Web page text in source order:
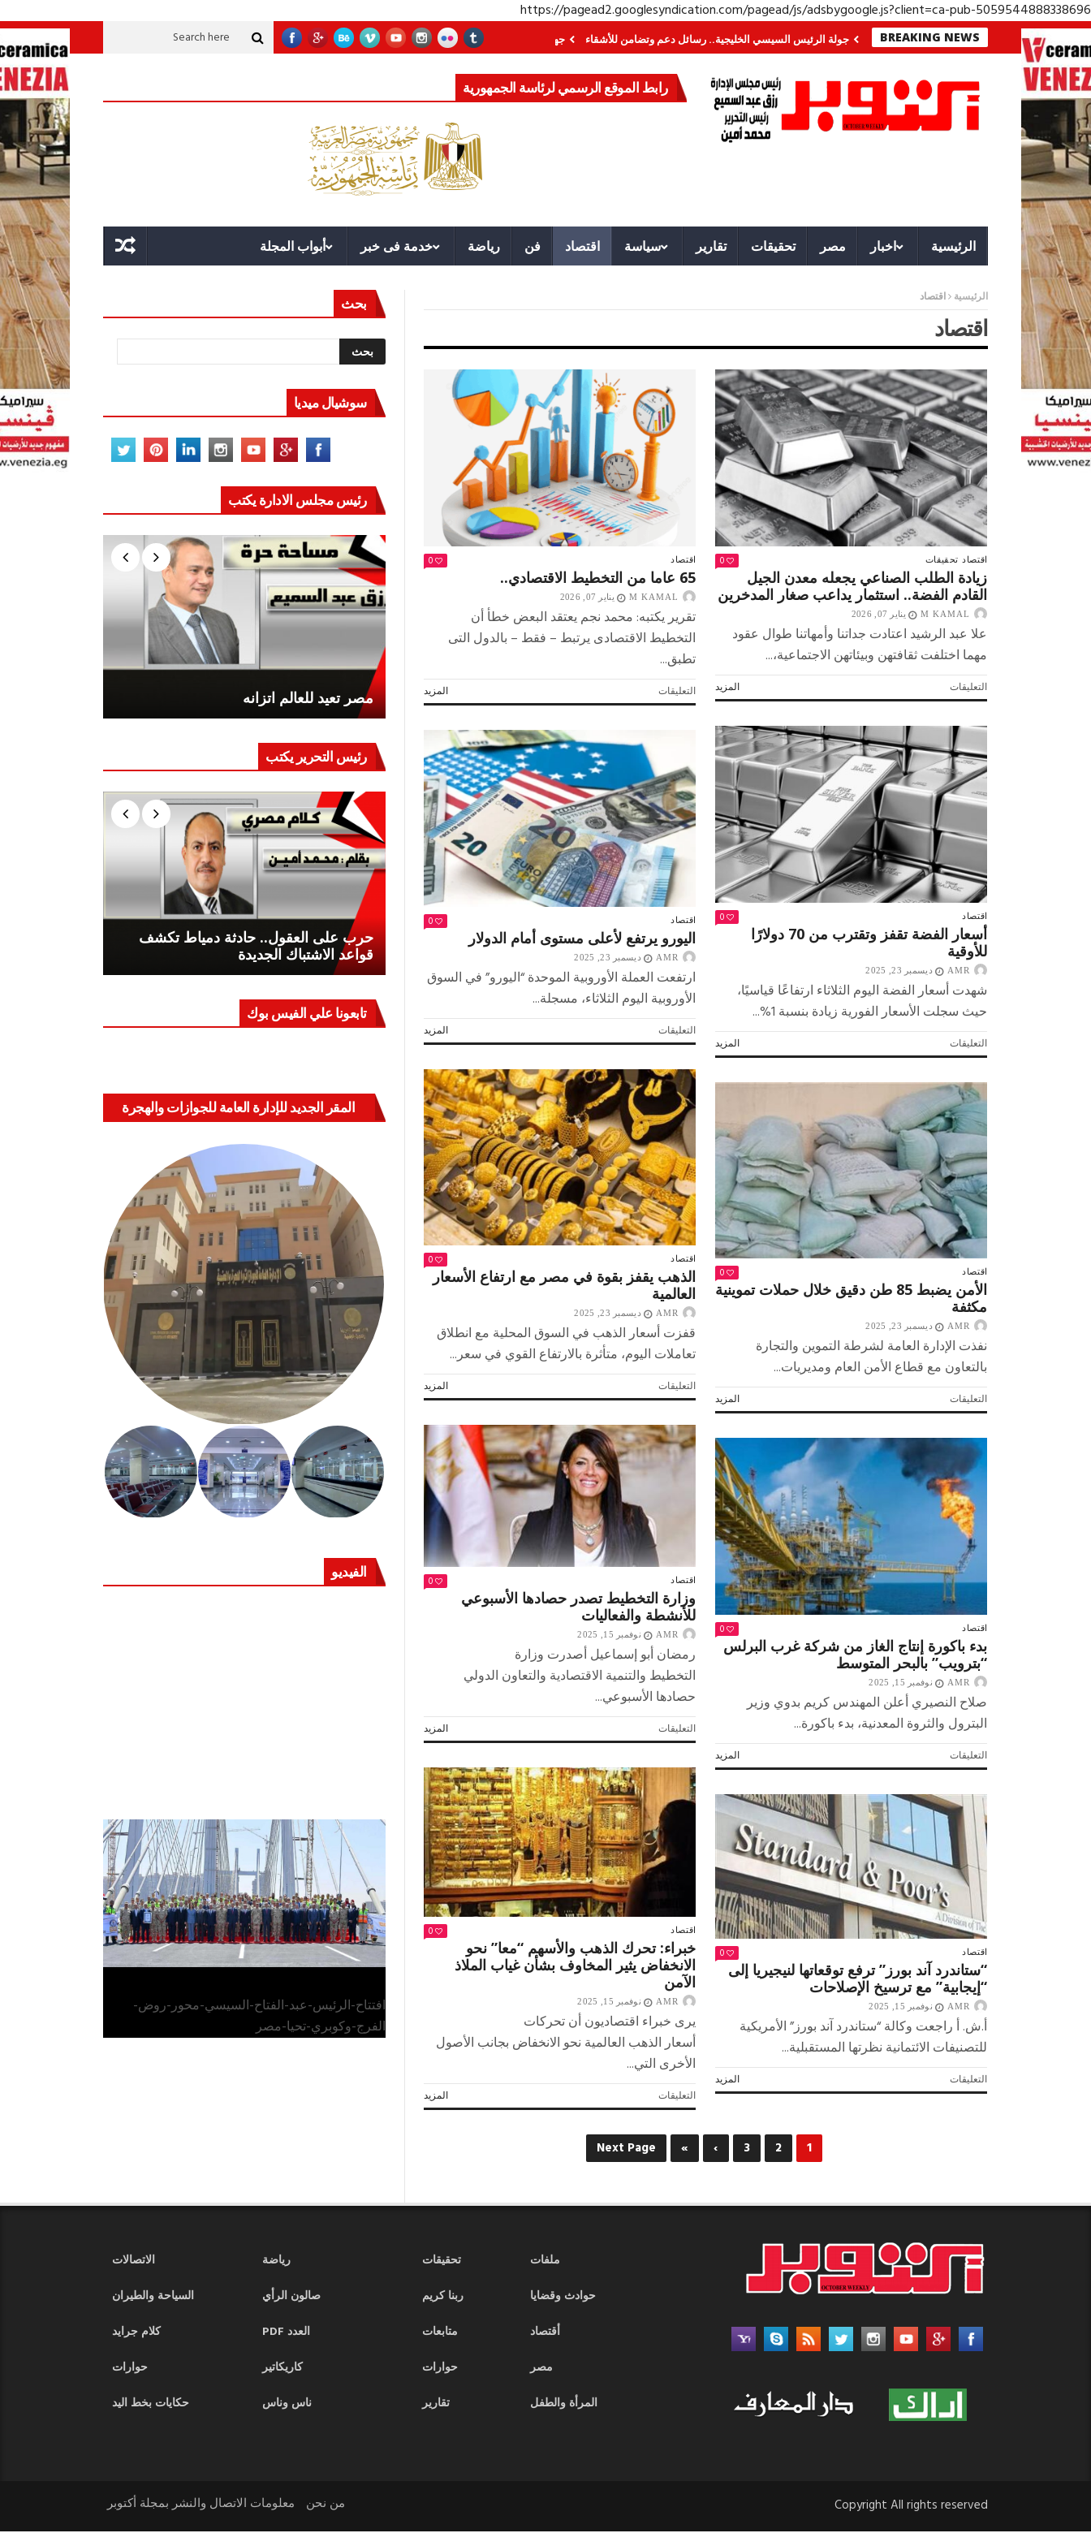
https://pagead2.googlesyndication.com/pagead/js/adsbygoogle.js?client=ca-pub-5059544888338696
BREAKING NEWS
معركة لا تُرى.. وحراس لا ينامون جولة الرئيس السيسي الخليجية.. رسائل دعم وتضامن للأشقاء جهاز مستقبل مصر نموذجا.. لماذا تُنشئ الدول كيانات تنموية عملاقة؟ قوة الدولة.. عندما يصبح التخطيط خط الدفاع الأول القيادة
رابط الموقع الرسمي لرئاسة الجمهورية
الرئيسية اخبار مصر تحقيقات تقارير سياسة اقتصاد فن رياضة خدمة فى خبر أبواب المجلة
الرئيسية اقتصاد
اقتصاد
اقتصاد 0
65 عاما من التخطيط الاقتصادي..
M KAMAL يناير 07, 2026
تقرير يكتبه: محمد نجم يعتقد البعض خطأ أن
التخطيط الاقتصادى يرتبط – فقط – بالدول التى
تطبق...
المزيد التعليقاتعلى
65
التخطيط
الاقتصادي..
مغلقة
اقتصاد تحقيقات 0
زيادة الطلب الصناعي يجعله معدن الجيل
القادم الفضة.. استثمار يداعب صغار المدخرين
M KAMAL يناير 07, 2026
علا عبد الرشيد اعتادت جداتنا وأمهاتنا طوال عقود
مهما اختلفت ثقافتهن وبيئاتهن الاجتماعية،...
المزيد التعليقاتعلى
زيادة
يجعله
معدن
الجيل
القادم
الفضة..
استثمار
يداعب
صغار
المدخرين
مغلقة
اقتصاد 0
أسعار الفضة تقفز وتقترب من 70 دولارًا
للأوقية
AMR ديسمبر 23, 2025
شهدت أسعار الفضة اليوم الثلاثاء ارتفاعًا قياسيًا،
حيث سجلت الأسعار الفورية زيادة بنسبة 1%...
المزيد التعليقاتعلى
أسعار
تقفز
وتقترب
من
70
دولارًا
للأوقية
مغلقة
اقتصاد 0
اليورو يرتفع لأعلى مستوى أمام الدولار
AMR ديسمبر 23, 2025
ارتفعت العملة الأوروبية الموحدة “اليورو” في السوق
الأوروبية اليوم الثلاثاء، مسجلة...
المزيد التعليقاتعلى
اليورو
لأعلى
مستوى
الدولار
مغلقة
اقتصاد 0
الذهب يقفز بقوة في مصر مع ارتفاع الأسعار
العالمية
AMR ديسمبر 23, 2025
قفزت أسعار الذهب في السوق المحلية مع انطلاق
تعاملات اليوم، متأثرة بالارتفاع القوي في سعر...
المزيد التعليقاتعلى
الذهب
بقوة
في
الأسعار
العالمية
مغلقة
اقتصاد 0
الأمن يضبط 85 طن دقيق خلال حملات تموينية
مكثفة
AMR ديسمبر 23, 2025
نفذت الإدارة العامة لشرطة التموين والتجارة
بالتعاون مع قطاع الأمن العام ومديريات...
المزيد التعليقاتعلى
الأمن
دقيق
خلال
حملات
تموينية
اقتصاد 0
وزارة التخطيط تصدر حصادها الأسبوعي
للأنشطة والفعاليات
AMR نوفمبر 15, 2025
رمضان أبو إسماعيل أصدرت وزارة
التخطيط والتنمية الاقتصادية والتعاون الدولي
حصادها الأسبوعي...
المزيد التعليقاتعلى
وزارة
تصدر
حصادها
الأسبوعي
للأنشطة
والفعاليات
مغلقة
اقتصاد 0
بدء باكورة إنتاج الغاز من شركة غرب البرلس
“بترويب” بالبحر المتوسط
AMR نوفمبر 15, 2025
صلاح النصيري أعلن المهندس كريم بدوي وزير
البترول والثروة المعدنية، بدء باكورة...
المزيد التعليقاتعلى
بدء
إنتاج
الغاز
من
شركة
غرب
“بترويب”
بالبحر
المتوسط
مغلقة
اقتصاد 0
خبراء: تحرك الذهب والأسهم “معا” نحو
الانخفاض يثير المخاوف بشأن غياب الملاذ
الآمن
AMR نوفمبر 15, 2025
يرى خبراء اقتصاديون أن تحركات
أسعار الذهب العالمية نحو الانخفاض بجانب الأصول
الأخرى التي...
المزيد التعليقاتعلى
خبراء:
والأسهم
الانخفاض
اقتصاد 0
“ستاندرد آند بورز” ترفع توقعاتها لنيجيريا إلى
“إيجابية” مع ترسيخ الإصلاحات
AMR نوفمبر 15, 2025
أ.ش. أ راجعت وكالة “ستاندرد آند بورز” الأمريكية
للتصنيفات الائتمانية نظرتها المستقبلية...
المزيد التعليقاتعلى
“ستاندرد
“إيجابية”
الإصلاحات
1
2
3
›
»
Next Page
بحث
سوشيال ميديا
رئيس مجلس الادارة يكتب
مصر تعيد للعالم اتزانه التشجيع «أخلاق» وليس «تحفيل»
رئيس التحرير يكتب
حرب على العقول.. حادثة دمياط تكشف
قواعد الاشتباك الجديدة
كيف تحمي مصر ثرواتها في الجنوب؟
معركة لا تُرى.. وحراس لا ينامون
جهاز مستقبل مصر نموذجا.. لماذا تُنشئ
تابعونا علي الفيس بوك
المقر الجديد للإدارة العامة للجوازات والهجرة
الفيديو
الرئيس عبد الفتاح السيسي يفتتح محور روض
الفرج وكوبري تحيا مصر
افتتاح-الرئيس-عبد-الفتاح-السيسي-محور-روض-
الفرج-وكوبري-تحيا-مصر
رياضة
الاتصالات
صالون الرأي
السياحة والطيران
العدد PDF
كلام جرايد
كاريكاتير
حوارات
ناس وناس
حكايات بخط اليد
ملفات
تحقيقات
حوادث وقضايا
ربنا كريم
أقتصاد
متابعات
مصر
حوارات
المرأة والطفل
تقارير
Copyright All rights reserved من نحن معلومات الاتصال والنشر بمجلة أكتوبر